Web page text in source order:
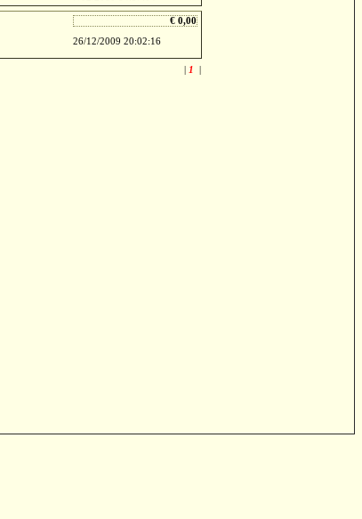
€ 0,00
26/12/2009 20:02:16
1